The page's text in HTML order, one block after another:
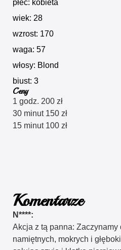
płeć: kobieta
wiek: 28
wzrost: 170
waga: 57
włosy: Blond
biust: 3
Ceny
1 godz. 200 zł
30 minut 150 zł
15 minut 100 zł
Komentarze
N****:
Akcja z tą panna: Zaczynamy
namiętnych, mokrych i